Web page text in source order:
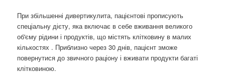
При збільшенні дивертикулита, пацієнтові прописують
спеціальну дієту, яка включає в себе вживання великого
об'єму рідини і продуктів, що містять клітковину в малих
кількостях . Приблизно через 30 днів, пацієнт зможе
повернутися до звичного раціону і вживати продукти багаті
клітковиною.